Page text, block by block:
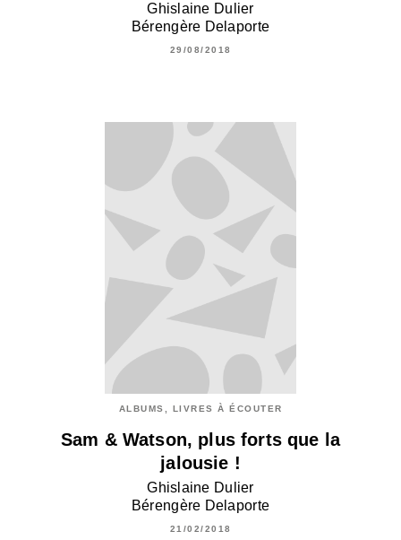
Ghislaine Dulier
Bérengère Delaporte
29/08/2018
ALBUMS, LIVRES À ÉCOUTER
Sam & Watson, plus forts que la
jalousie !
Ghislaine Dulier
Bérengère Delaporte
21/02/2018